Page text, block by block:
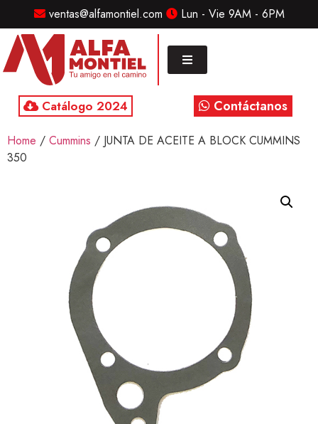
ventas@alfamontiel.com Lun - Vie 9AM - 6PM
Catálogo 2024 Contáctanos
MENU
Home
Marcas
Refaccionarias
Diesel
ventas@alfamontiel.com
Home / Cummins / JUNTA DE ACEITE A BLOCK CUMMINS
350